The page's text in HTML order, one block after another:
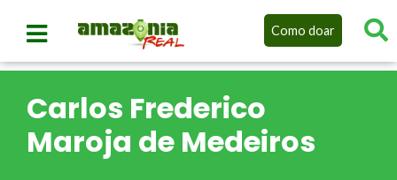
Como doar
Carlos Frederico
Maroja de Medeiros